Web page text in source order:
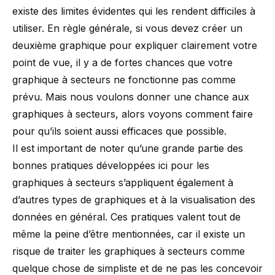
existe des limites évidentes qui les rendent difficiles à
utiliser. En règle générale, si vous devez créer un
deuxième graphique pour expliquer clairement votre
point de vue, il y a de fortes chances que votre
graphique à secteurs ne fonctionne pas comme
prévu. Mais nous voulons donner une chance aux
graphiques à secteurs, alors voyons comment faire
pour qu’ils soient aussi efficaces que possible.
Il est important de noter qu’une grande partie des
bonnes pratiques développées ici pour les
graphiques à secteurs s’appliquent également à
d’autres types de graphiques et à la visualisation des
données en général. Ces pratiques valent tout de
même la peine d’être mentionnées, car il existe un
risque de traiter les graphiques à secteurs comme
quelque chose de simpliste et de ne pas les concevoir